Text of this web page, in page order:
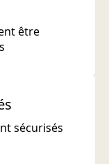
être
sécurisés